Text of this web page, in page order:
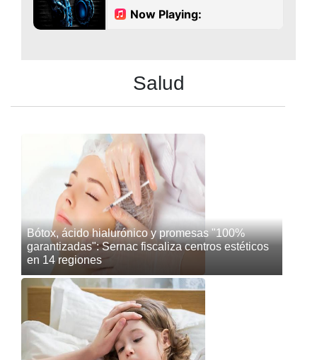
Salud
Bótox, ácido hialurónico y promesas "100%
garantizadas": Sernac fiscaliza centros estéticos
en 14 regiones